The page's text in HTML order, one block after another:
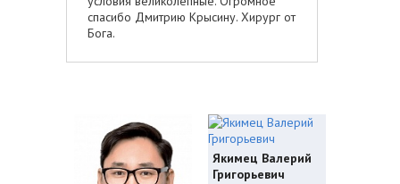
спасибо Дмитрию Крысину. Хирург от
Бога.
Якимец Валерий
Григорьевич